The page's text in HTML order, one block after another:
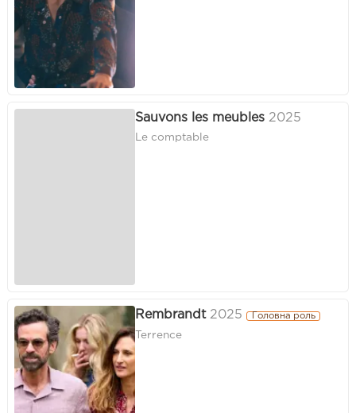
Sauvons les meubles 2025
Le comptable
Rembrandt 2025 Головна роль
Terrence